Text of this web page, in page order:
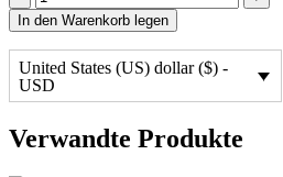
Glory
Be
to
God
on
(Gloria
aus
In den Warenkorb legen
United States (US) dollar ($) -
USD
Verwandte Produkte